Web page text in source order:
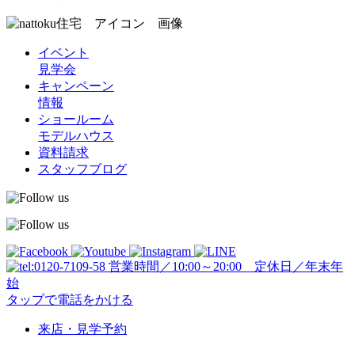
イベント
見学会
キャンペーン
情報
ショールーム
モデルハウス
資料請求
スタッフブログ
営業時間／10:00～20:00 定休日／年末年
始
タップで電話をかける
来店・見学予約